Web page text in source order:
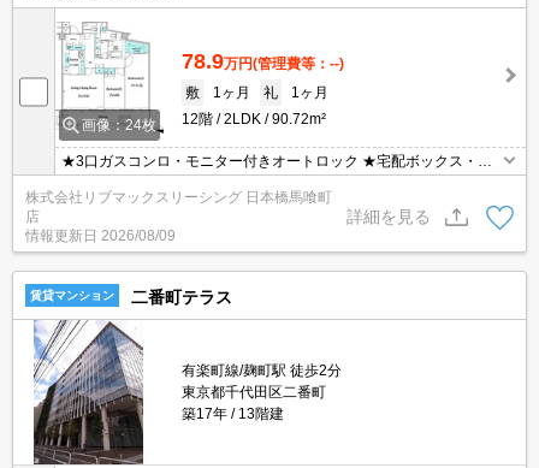
画像：24枚
78.9万円(管理費等：--)
敷
1ヶ月 礼
1ヶ月
12階
2LDK 90.72m²
★3口ガスコンロ・モニター付きオートロック ★宅配ボックス・浴
室乾燥機・温水洗浄便座 ★初期費用クレジットカード決済可能で
す！お気軽にお問合せ下さい。
株式会社リブマックスリーシング 日本橋馬喰町
店
情報更新日 2026/08/09
詳細を見る
賃貸マンション 二番町テラス
有楽町線/麹町駅 徒歩2分
東京都千代田区二番町
築17年
13階建